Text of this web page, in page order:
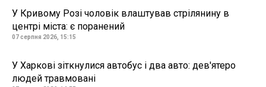
У Кривому Розі чоловік влаштував стрілянину в
центрі міста: є поранений
07 серпня 2026, 15:15
У Харкові зіткнулися автобус і два авто: дев'ятеро
людей травмовані